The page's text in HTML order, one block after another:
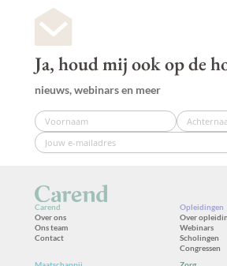
Ja, houd mij ook op de
nieuws, webinars en meer
Carend
Over ons
Ons team
Contact
Opleidingen
Over
Webinars
Scholingen
Congressen